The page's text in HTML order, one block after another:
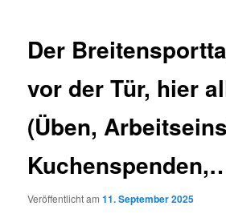
Der
vor der Tür, hier
(Üben,
Veröffentlicht am11. September 2025